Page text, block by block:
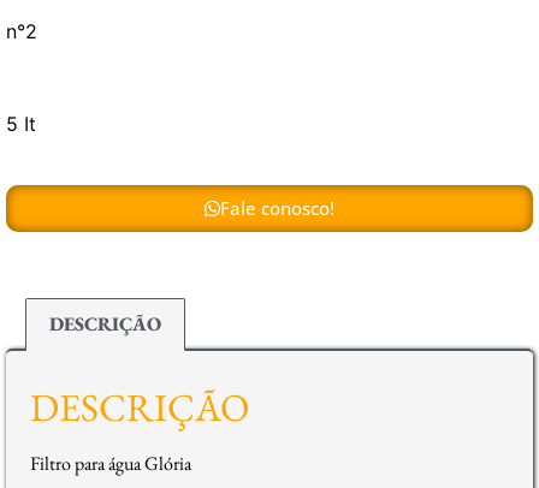
n°2
5 It
Fale conosco!
DESCRIÇÃO
DESCRIÇÃO
Filtro para água Glória